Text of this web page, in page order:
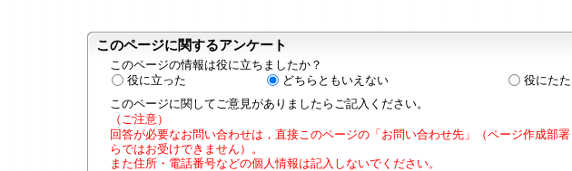
このページに関するアンケート
このページの情報は役に立ちましたか？
役に立った
どちらともいえない
役にた
このページに関してご意見がありましたらご記入ください。
（ご注意）
回答が必要なお問い合わせは，直接このページの「お問い合わせ先」（ページ作成部
らではお受けできません）。
また住所・電話番号などの個人情報は記入しないでください。